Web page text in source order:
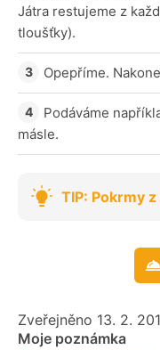
Játra restujeme z
tloušťky).
Opepříme.
Podáváme
másle.
TIP: Pokrmy
Zveřejněno 13. 2.
Moje poznámka